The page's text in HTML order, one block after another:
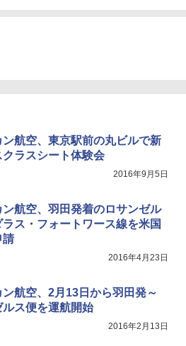
やわらか保冷剤 日本製 固まらない 1
ソフト 2個セット (2個セット)
テント トイレテント 透けない【換気
ン航空、東京駅前の丸ビルで新
クラスシート体験会
2016年9月5日
ン航空、羽田発着のロサンゼル
ラス・フォートワース線を米国
請
2016年4月23日
ン航空、2月13日から羽田発～
ルス便を運航開始
2016年2月13日